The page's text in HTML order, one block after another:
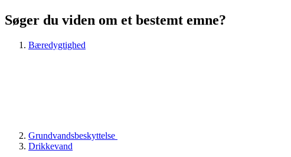
Søger du viden om et bestemt emne?
Bæredygtighed
Grundvandsbeskyttelse
Drikkevand